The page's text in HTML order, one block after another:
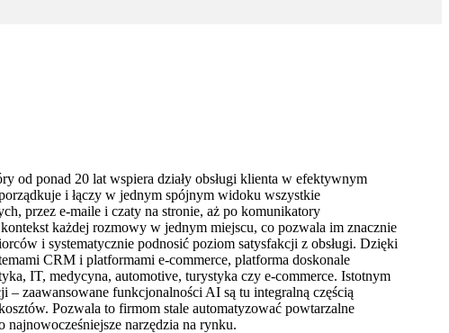
od ponad 20 lat wspiera działy obsługi klienta w efektywnym
i łączy w jednym spójnym widoku wszystkie
przez e-maile i czaty na stronie, aż po komunikatory
każdej rozmowy w jednym miejscu, co pozwala im znacznie
i systematycznie podnosić poziom satysfakcji z obsługi. Dzięki
CRM i platformami e-commerce, platforma doskonale
IT, medycyna, automotive, turystyka czy e-commerce. Istotnym
zaawansowane funkcjonalności AI są tu integralną częścią
Pozwala to firmom stale automatyzować powtarzalne
narzędzia na rynku.